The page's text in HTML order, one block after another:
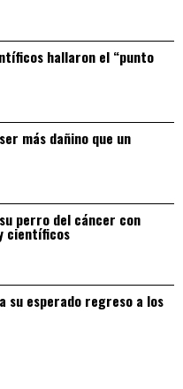
hallaron el “punto
más dañino que un
perro del cáncer con
científicos
su esperado regreso a los